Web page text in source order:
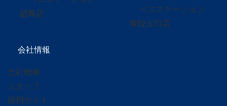
福島店
イエステーション
常陸太田店
会社情報
会社概要
スタッフ
採用サイト